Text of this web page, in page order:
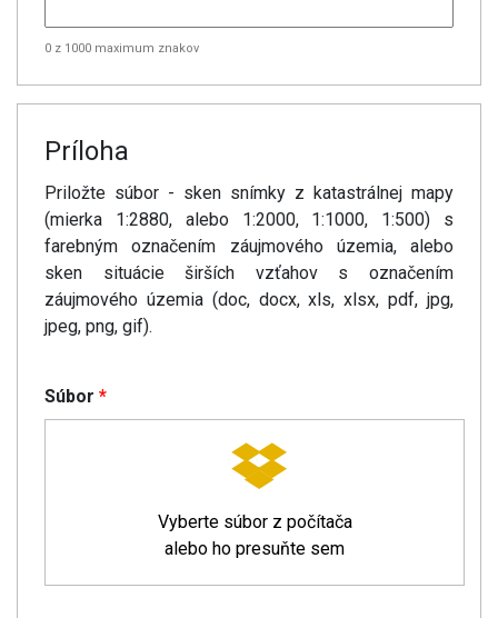
0 z 1000 maximum znakov
Príloha
Priložte súbor - sken snímky z katastrálnej mapy
(mierka 1:2880, alebo 1:2000, 1:1000, 1:500) s
farebným označením záujmového územia, alebo
sken situácie širších vzťahov s označením
záujmového územia (doc, docx, xls, xlsx, pdf, jpg,
jpeg, png, gif).
Súbor *
Vyberte súbor z počítača
alebo ho presuňte sem
xlsx,